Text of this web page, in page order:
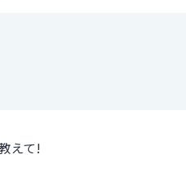
えて!